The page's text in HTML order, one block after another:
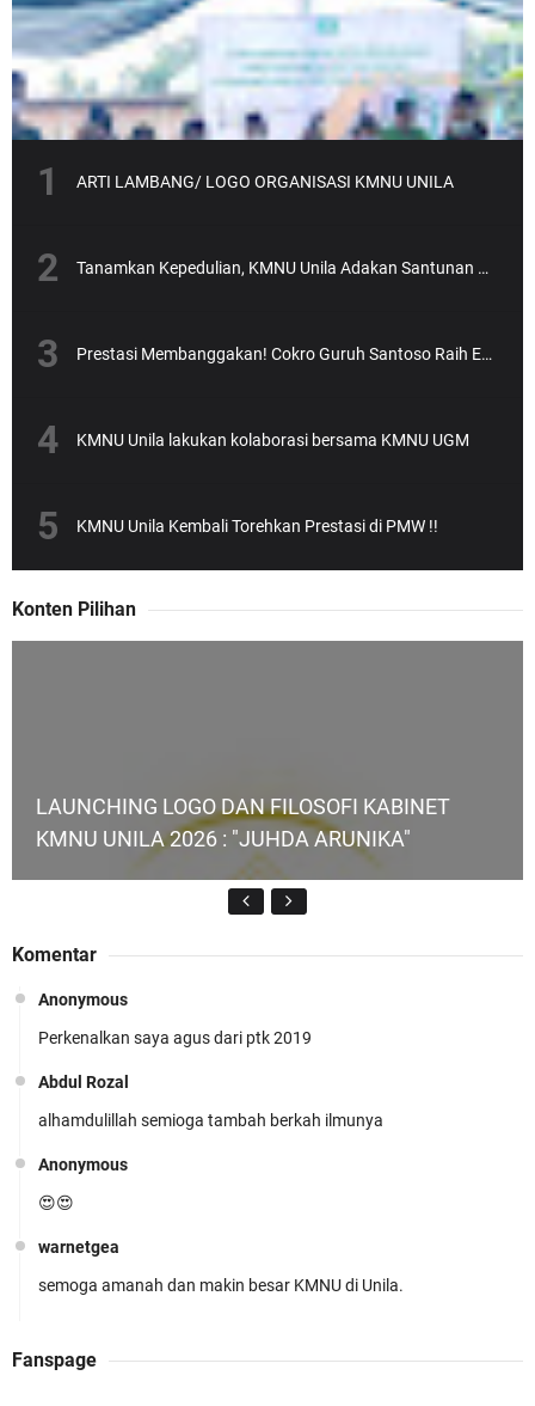
ARTI LAMBANG/ LOGO ORGANISASI KMNU UNILA
Tanamkan Kepedulian, KMNU Unila Adakan Santunan Anak Yatim
Prestasi Membanggakan! Cokro Guruh Santoso Raih Emas Olimpiade Biologi Puskanas
KMNU Unila lakukan kolaborasi bersama KMNU UGM
KMNU Unila Kembali Torehkan Prestasi di PMW !!
Konten Pilihan
LAUNCHING LOGO DAN FILOSOFI KABINET
KMNU UNILA 2026 : "JUHDA ARUNIKA"
KMNU Unila Kembali Torehkan Prestasi di PMW
!!
Prestasi Membanggakan! Cokro Guruh Santoso
Komentar
Anonymous
Perkenalkan saya agus dari ptk 2019
Abdul Rozal
alhamdulillah semioga tambah berkah ilmunya
Anonymous
😍😍
warnetgea
semoga amanah dan makin besar KMNU di Unila.
Alhamdulillah
Fanspage